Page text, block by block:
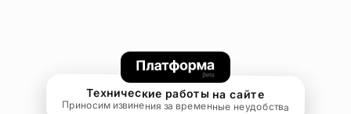
Технические работы на сайте
Приносим извинения за временные неудобства